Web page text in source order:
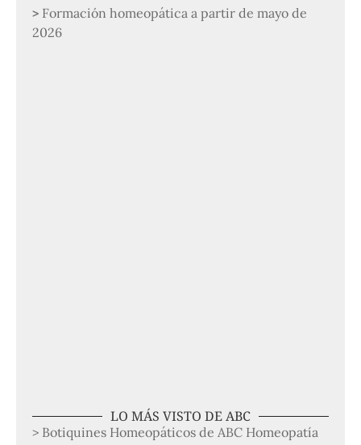
Formación homeopática a partir de mayo de
2026
LO MÁS VISTO DE ABC
> Botiquines Homeopáticos de ABC Homeopatía